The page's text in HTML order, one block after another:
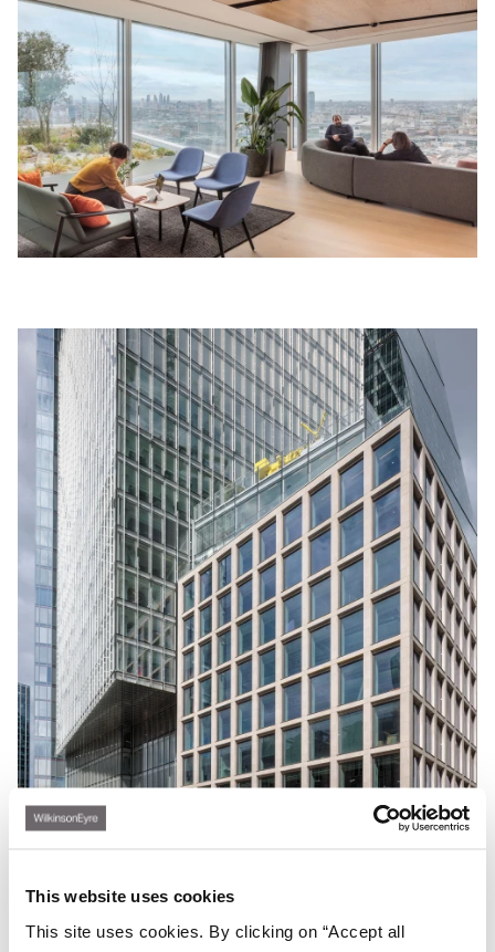
This website uses cookies
This site uses cookies. By clicking on “Accept all